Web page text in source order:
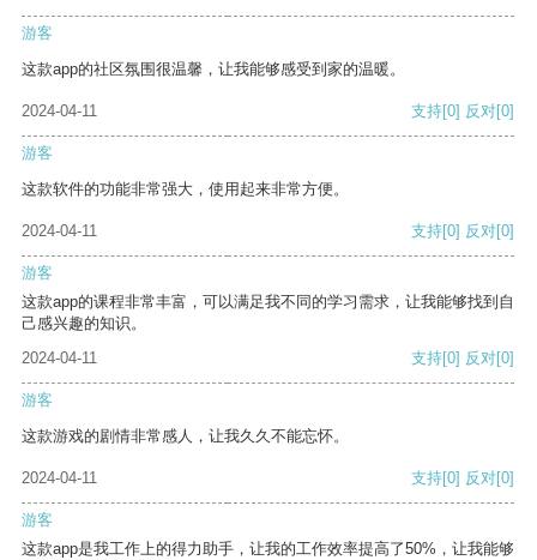
游客
这款app的社区氛围很温馨，让我能够感受到家的温暖。
2024-04-11 支持[0] 反对[0]
游客
这款软件的功能非常强大，使用起来非常方便。
2024-04-11 支持[0] 反对[0]
游客
这款app的课程非常丰富，可以满足我不同的学习需求，让我能够找到自
己感兴趣的知识。
2024-04-11
支持[0] 反对[0]
游客
这款游戏的剧情非常感人，让我久久不能忘怀。
2024-04-11 支持[0] 反对[0]
游客
这款app是我工作上的得力助手，让我的工作效率提高了50%，让我能够